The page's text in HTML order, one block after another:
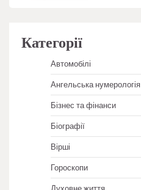
Категорії
Автомобілі
Ангельська нумерологія
Бізнес та фінанси
Біографії
Вірші
Гороскопи